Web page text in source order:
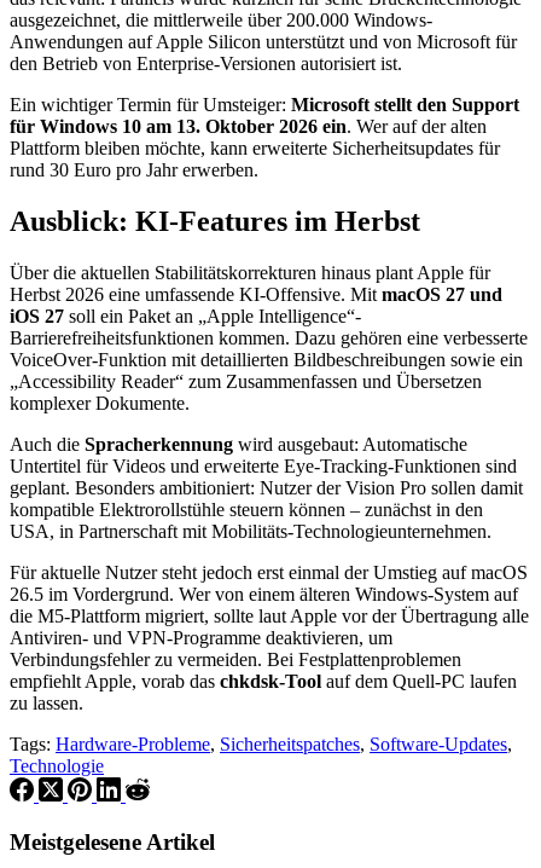
ausgezeichnet, die mittlerweile über 200.000 Windows-
Anwendungen auf Apple Silicon unterstützt und von Microsoft für
den Betrieb von Enterprise-Versionen autorisiert ist.
Ein wichtiger Termin für Umsteiger: Microsoft stellt den Support
für Windows 10 am 13. Oktober 2026 ein. Wer auf der alten
Plattform bleiben möchte, kann erweiterte Sicherheitsupdates für
rund 30 Euro pro Jahr erwerben.
Ausblick: KI-Features im Herbst
Über die aktuellen Stabilitätskorrekturen hinaus plant Apple für
Herbst 2026 eine umfassende KI-Offensive. Mit macOS 27 und
iOS 27 soll ein Paket an „Apple Intelligence“-
Barrierefreiheitsfunktionen kommen. Dazu gehören eine verbesserte
VoiceOver-Funktion mit detaillierten Bildbeschreibungen sowie ein
„Accessibility Reader“ zum Zusammenfassen und Übersetzen
komplexer Dokumente.
Auch die Spracherkennung wird ausgebaut: Automatische
Untertitel für Videos und erweiterte Eye-Tracking-Funktionen sind
geplant. Besonders ambitioniert: Nutzer der Vision Pro sollen damit
kompatible Elektrorollstühle steuern können – zunächst in den
USA, in Partnerschaft mit Mobilitäts-Technologieunternehmen.
Für aktuelle Nutzer steht jedoch erst einmal der Umstieg auf macOS
26.5 im Vordergrund. Wer von einem älteren Windows-System auf
die M5-Plattform migriert, sollte laut Apple vor der Übertragung alle
Antiviren- und VPN-Programme deaktivieren, um
Verbindungsfehler zu vermeiden. Bei Festplattenproblemen
empfiehlt Apple, vorab das chkdsk-Tool auf dem Quell-PC laufen
zu lassen.
Tags: Hardware-Probleme, Sicherheitspatches, Software-Updates,
Technologie
Meistgelesene Artikel